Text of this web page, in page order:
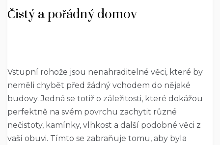
Čistý a pořádný domov
Vstupní rohože jsou nenahraditelné věci, které by
neměli chybět před žádný vchodem do nějaké
budovy. Jedná se totiž o záležitosti, které dokážou
perfektně na svém povrchu zachytit různé
nečistoty, kamínky, vlhkost a další podobné věci z
vaší obuvi. Tímto se zabraňuje tomu, aby byla